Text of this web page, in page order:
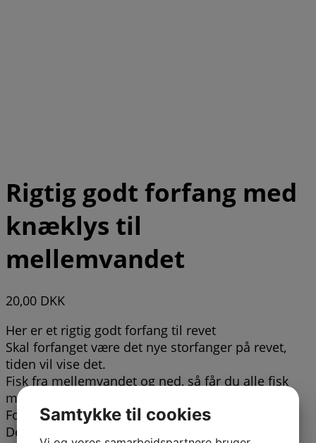
Rigtig godt forfang med
knæklys til
mellemvandet
20,00 DKK
Her er et rigtig godt forfang til revet
Skal forfanget være det nye storfanger på revet,
tiden vil vise det.
Fisk fra mellemvandet og ned, så får du alle fisk
med der er på forfangets vej ned.
Forfanget er bundet med 1,0 mm nylonline.
Det er monteret med glinsende holografiske
Samtykke til cookies